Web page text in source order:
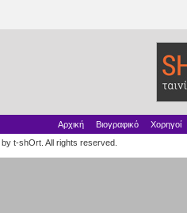
Αρχική Βιογραφικό
Χορηγοί
t-shOrt. All rights reserved.